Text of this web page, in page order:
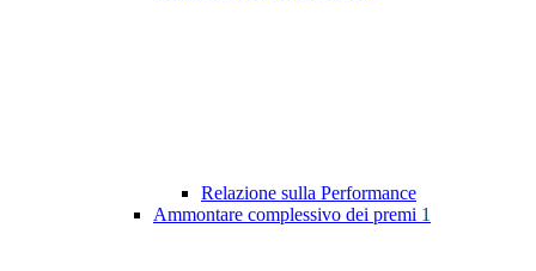
Relazione sulla Performance
Ammontare complessivo dei premi 1